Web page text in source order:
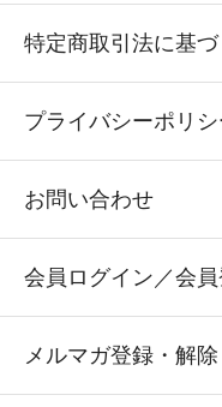
特定商取引法に基
プライバシーポリシ
お問い合わせ
会員ログイン／会
メルマガ登録・解除